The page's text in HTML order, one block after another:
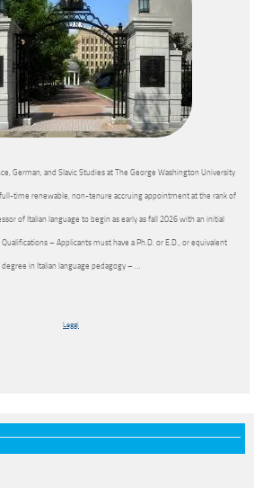
German, and Slavic Studies at The George Washington University
time renewable, non-tenure accruing appointment at the rank of
of Italian language to begin as early as fall 2026 with an initial
– Applicants must have a Ph.D. or E.D., or equivalent
degree in Italian language pedagogy – …
Leggi